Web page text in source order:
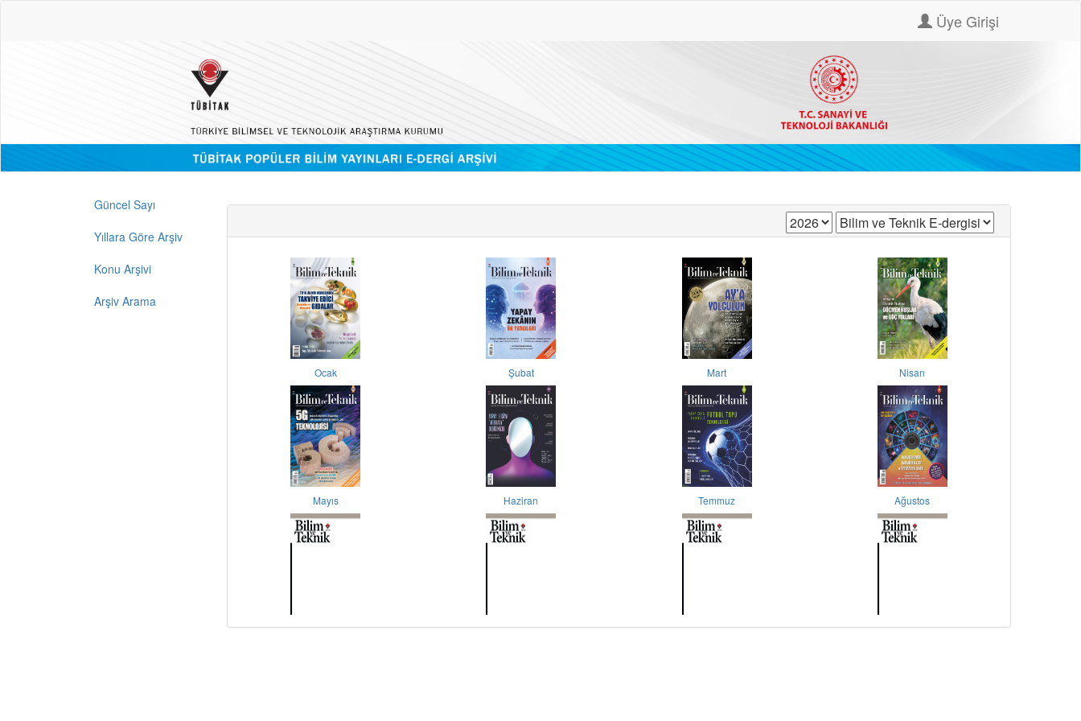
Üye Girişi
Güncel Sayı
Yıllara Göre Arşiv
Konu Arşivi
Arşiv Arama
Ocak Şubat Mart Nisan
Mayıs Haziran Temmuz Ağustos